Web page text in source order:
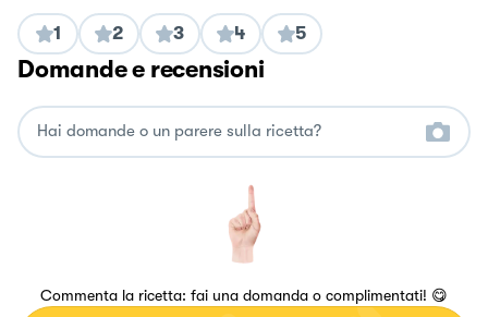
1 2 3 4 5
Domande e recensioni
Commenta la ricetta: fai una domanda o complimentati! 😋